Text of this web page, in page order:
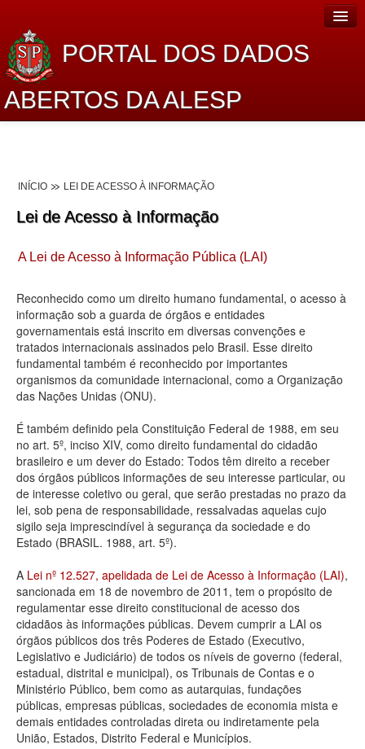
PORTAL DOS DADOS
ABERTOS DA ALESP
Lei de Acesso à Informação
Dados Governamentais Abertos
Planejamento
Catálogo de dados
Processo Legislativo
Deputados Estaduais
Administração
Legislação
Agenda
Perguntas frequentes
Contato
INÍCIO LEI DE ACESSO À INFORMAÇÃO
Lei de Acesso à Informação
A Lei de Acesso à Informação Pública (LAI)
Reconhecido como um direito humano fundamental, o acesso à
informação sob a guarda de órgãos e entidades
governamentais está inscrito em diversas convenções e
tratados internacionais assinados pelo Brasil. Esse direito
fundamental também é reconhecido por importantes
organismos da comunidade internacional, como a Organização
das Nações Unidas (ONU).
É também definido pela Constituição Federal de 1988, em seu
no art. 5º, inciso XIV, como direito fundamental do cidadão
brasileiro e um dever do Estado: Todos têm direito a receber
dos órgãos públicos informações de seu interesse particular, ou
de interesse coletivo ou geral, que serão prestadas no prazo da
lei, sob pena de responsabilidade, ressalvadas aquelas cujo
sigilo seja imprescindível à segurança da sociedade e do
Estado (BRASIL. 1988, art. 5º).
A Lei nº 12.527, apelidada de Lei de Acesso à Informação (LAI),
sancionada em 18 de novembro de 2011, tem o propósito de
regulamentar esse direito constitucional de acesso dos
cidadãos às informações públicas. Devem cumprir a LAI os
órgãos públicos dos três Poderes de Estado (Executivo,
Legislativo e Judiciário) de todos os níveis de governo (federal,
estadual, distrital e municipal), os Tribunais de Contas e o
Ministério Público, bem como as autarquias, fundações
públicas, empresas públicas, sociedades de economia mista e
demais entidades controladas direta ou indiretamente pela
União, Estados, Distrito Federal e Municípios.